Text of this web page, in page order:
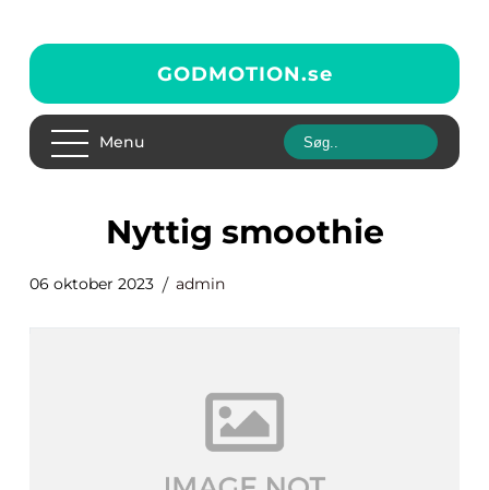
GODMOTION.se
Menu
nyttig smoothie
06 oktober 2023 admin